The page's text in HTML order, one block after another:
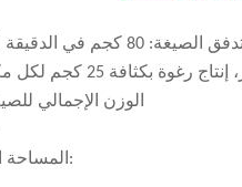
الوزن الإجمالي للصيغة: 80 + 20 + 60 + 20 = 180
المساحة الأساسية للناقل الذي يعمل في الدقيقة: